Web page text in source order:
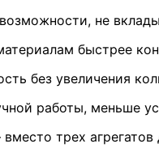
не
быстрее
без увеличения
работы, меньше
трех